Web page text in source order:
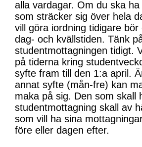
alla vardagar. Om du ska ha
som sträcker sig över hela
vill göra iordning tidigare
dag- och kvällstiden. Tänk
studentmottagningen tidigt.
på tiderna kring
syfte fram till den 1:a april.
annat syfte (mån-fre) kan
maka på sig. Den som skall
studentmottagning skall av
som vill ha sina
före eller dagen efter.